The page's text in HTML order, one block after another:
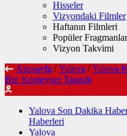
Hisseler
Vizyondaki Filmler
Haftanın Filmleri
Popüler Fragmanlar
Vizyon Takvimi
Anasayfa / Yalova / Yalova
Bin Konteyner Taşındı
Yalova Son Dakika
Haberleri
Yalova